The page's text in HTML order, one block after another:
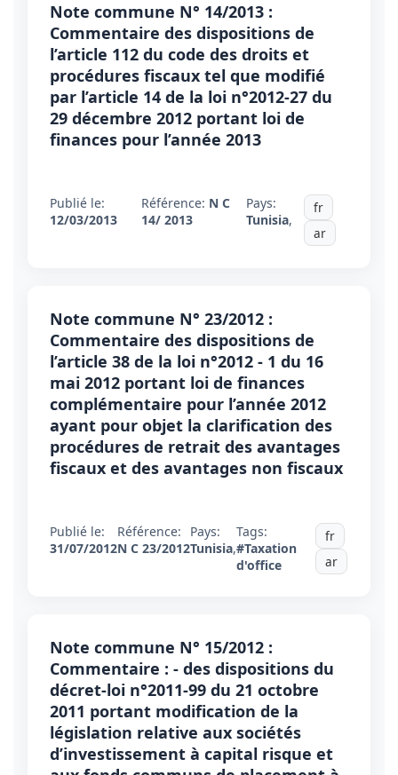
Note commune N° 14/2013 :
Commentaire des dispositions de
l’article 112 du code des droits et
procédures fiscaux tel que modifié
par l’article 14 de la loi n°2012-27 du
29 décembre 2012 portant loi de
finances pour l’année 2013
Publié le:
12/03/2013
Référence: N C
14/ 2013
Pays:
Tunisia,
fr
ar
Note commune N° 23/2012 :
Commentaire des dispositions de
l’article 38 de la loi n°2012 - 1 du 16
mai 2012 portant loi de finances
complémentaire pour l’année 2012
ayant pour objet la clarification des
procédures de retrait des avantages
fiscaux et des avantages non fiscaux
Publié le:
31/07/2012
Référence:
N C 23/2012
Pays:
Tunisia,
Tags:
#Taxation
d'office
fr
ar
Note commune N° 15/2012 :
Commentaire : - des dispositions du
décret-loi n°2011-99 du 21 octobre
2011 portant modification de la
législation relative aux sociétés
d’investissement à capital risque et